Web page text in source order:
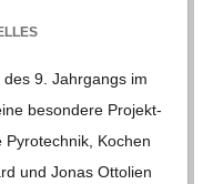
9. Jahr­gangs im
beson­dere Pro­jekt­
Kochen
und Jonas Otto­lien